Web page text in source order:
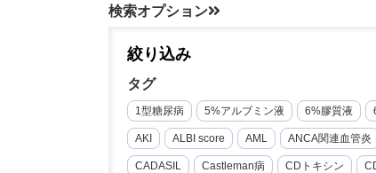
検索オプション
絞り込み
タグ
1型糖尿病 5%アルブミン液 6%膠質液
AKI ALBI score AML ANCA関連血管炎
CADASIL Castleman病 CDトキシン